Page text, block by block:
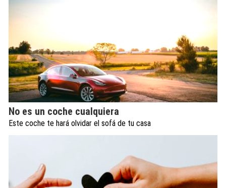
No es un coche cualquiera
Este coche te hará olvidar el sofá de tu casa